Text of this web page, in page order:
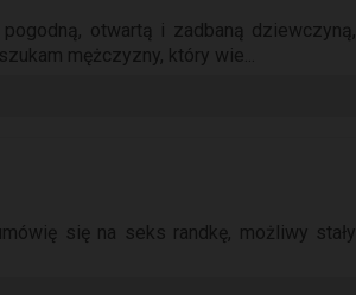
otwartą i zadbaną dziewczyną,
mężczyzny, który wie...
się na seks randkę, możliwy stały